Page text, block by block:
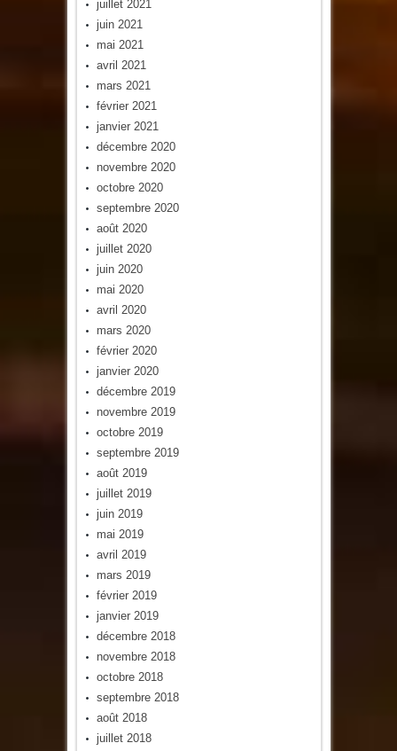
juillet 2021
juin 2021
mai 2021
avril 2021
mars 2021
février 2021
janvier 2021
décembre 2020
novembre 2020
octobre 2020
septembre 2020
août 2020
juillet 2020
juin 2020
mai 2020
avril 2020
mars 2020
février 2020
janvier 2020
décembre 2019
novembre 2019
octobre 2019
septembre 2019
août 2019
juillet 2019
juin 2019
mai 2019
avril 2019
mars 2019
février 2019
janvier 2019
décembre 2018
novembre 2018
octobre 2018
septembre 2018
août 2018
juillet 2018